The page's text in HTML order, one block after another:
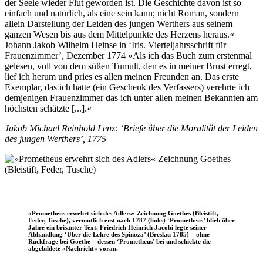
der Seele wieder Flut geworden ist. Die Geschichte davon ist so
einfach und natürlich, als eine sein kann; nicht Roman, sondern
allein Darstellung der Leiden des jungen Werthers aus seinem
ganzen Wesen bis aus dem Mittelpunkte des Herzens heraus.«
Johann Jakob Wilhelm Heinse in ‘Iris. Vierteljahrsschrift für
Frauenzimmer’, Dezember 1774 »Als ich das Buch zum erstenmal
gelesen, voll von dem süßen Tumult, den es in meiner Brust erregt,
lief ich herum und pries es allen meinen Freunden an. Das erste
Exemplar, das ich hatte (ein Geschenk des Verfassers) verehrte ich
demjenigen Frauenzimmer das ich unter allen meinen Bekannten am
höchsten schätzte [...].«
Jakob Michael Reinhold Lenz: ‘Briefe über die Moralität der Leiden
des jungen Werthers’, 1775
»Prometheus erwehrt sich des Adlers« Zeichnung Goethes (Bleistift,
Feder, Tusche), vermutlich erst nach 1787 (links) ‘Prometheus’ blieb über
Jahre ein brisanter Text. Friedrich Heinrich Jacobi legte seiner
Abhandlung ‘Über die Lehre des Spinoza’ (Breslau 1785) – ohne
Rückfrage bei Goethe – dessen ‘Prometheus’ bei und schickte die
abgebildete »Nachricht« voran.